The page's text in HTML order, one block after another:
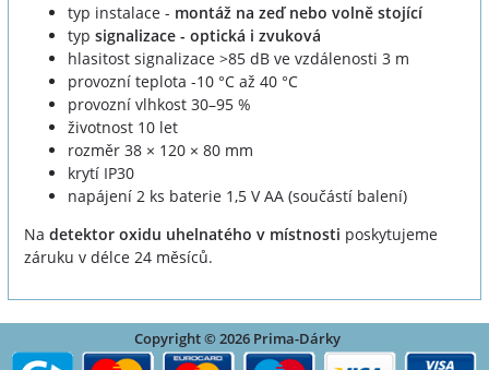
typ instalace - montáž na zeď nebo volně stojící
typ signalizace - optická i zvuková
hlasitost signalizace >85 dB ve vzdálenosti 3 m
provozní teplota -10 °C až 40 °C
provozní vlhkost 30–95 %
životnost 10 let
rozměr 38 × 120 × 80 mm
krytí IP30
napájení 2 ks baterie 1,5 V AA (součástí balení)
Na detektor oxidu uhelnatého v místnosti poskytujeme
záruku v délce 24 měsíců.
Copyright © 2026 Prima-Dárky